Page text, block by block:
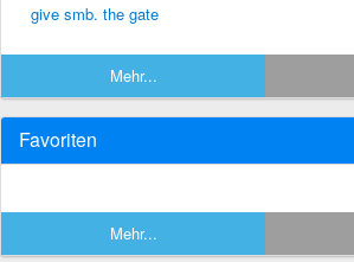
give smb. the gate
Mehr...
Favoriten
Mehr...